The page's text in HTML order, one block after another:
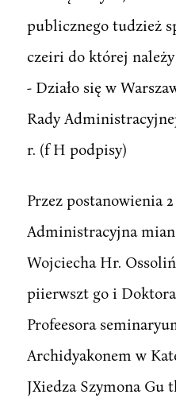
publicznego tudzież
czeiri do której
- Działo się w
Rady Administracyjnej
r. (f H podpisy)
Przez postanowienia
Administracyjna
Wojciecha Hr.
piierwszt go i
Profeesora
Archidyakonem w
JXiedza Szymona Gu